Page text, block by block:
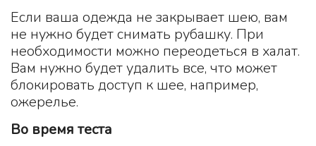
Если ваша одежда не закрывает шею, вам
не нужно будет снимать рубашку. При
необходимости можно переодеться в халат.
Вам нужно будет удалить все, что может
блокировать доступ к шее, например,
ожерелье.
Во время теста